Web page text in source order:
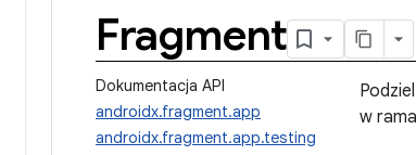
Fragment
Dokumentacja API
androidx.fragment.app
androidx.fragment.app.testing
w